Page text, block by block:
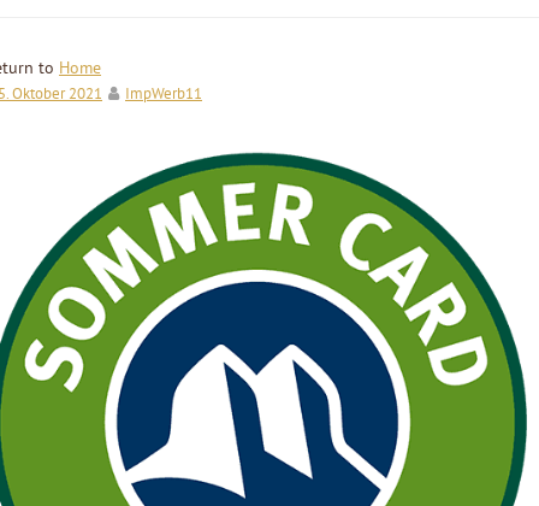
to Home
Oktober 2021 ImpWerb11